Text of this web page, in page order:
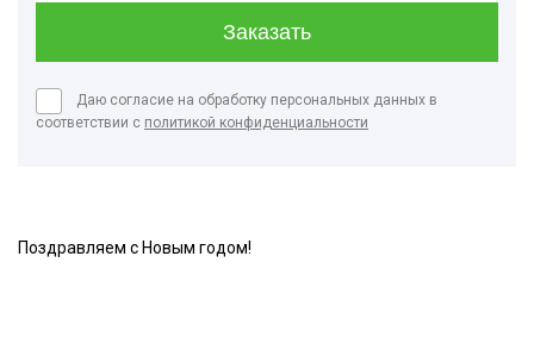
Даю согласие на обработку персональных данных в
соответствии с политикой конфиденциальности
Поздравляем с Новым годом!